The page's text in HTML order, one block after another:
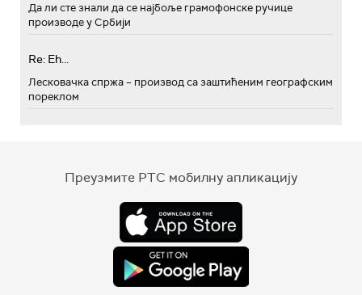
Да ли сте знали да се најбоље грамофонске ручице
производе у Србији
Re: Eh...
Лесковачка спржа – производ са заштићеним географским
пореклом
Преузмите РТС мобилну апликацију